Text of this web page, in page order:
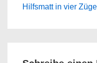
Post
Hilfsmatt in vier